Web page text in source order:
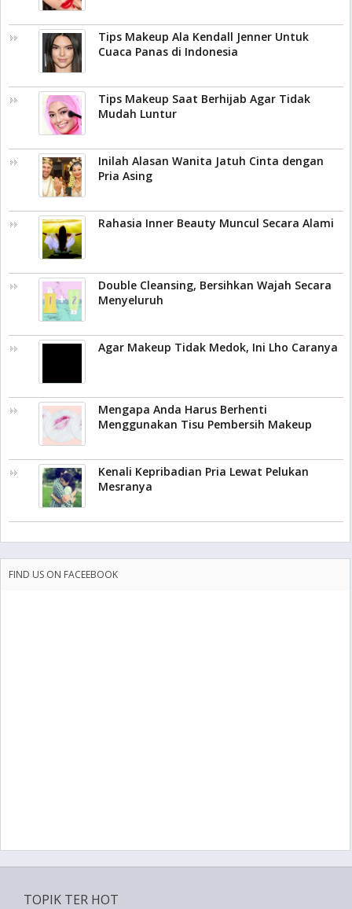
Tips Makeup Ala Kendall Jenner Untuk
Cuaca Panas di Indonesia
Tips Makeup Saat Berhijab Agar Tidak
Mudah Luntur
Inilah Alasan Wanita Jatuh Cinta dengan
Pria Asing
Rahasia Inner Beauty Muncul Secara Alami
Double Cleansing, Bersihkan Wajah Secara
Menyeluruh
Agar Makeup Tidak Medok, Ini Lho Caranya
Mengapa Anda Harus Berhenti
Menggunakan Tisu Pembersih Makeup
Kenali Kepribadian Pria Lewat Pelukan
Mesranya
FIND US ON FACEEBOOK
TOPIK TER HOT